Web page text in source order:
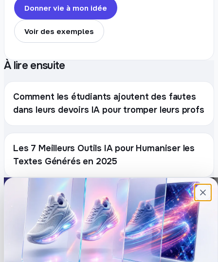
Donner vie à mon idée
Voir des exemples
À lire ensuite
Comment les étudiants ajoutent des fautes
dans leurs devoirs IA pour tromper leurs profs
Les 7 Meilleurs Outils IA pour Humaniser les
Textes Générés en 2025
Plateforme française de création de
contenu avec l’IA. Demandez, Roboto crée.
DÉCOUVRIR
Prompts
COMPTE
Connexion